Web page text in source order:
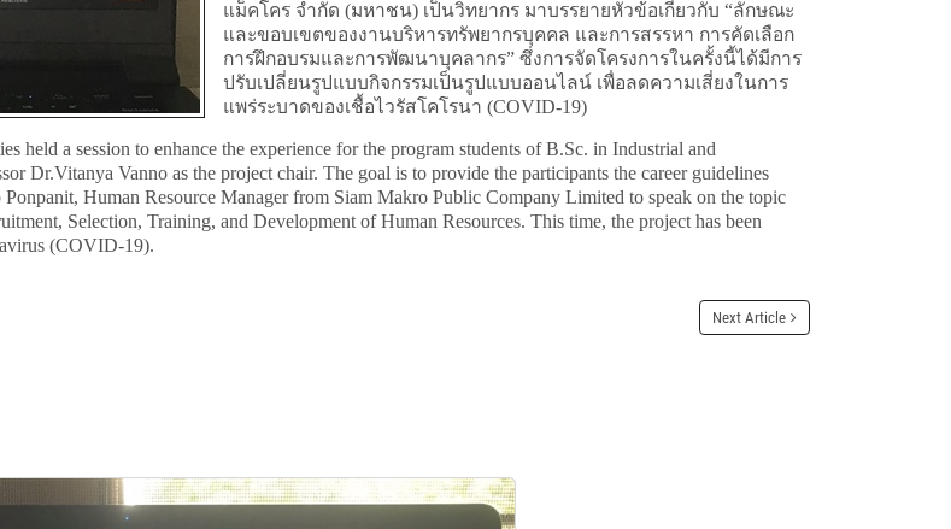
แม็คโคร จำกัด (มหาชน) เป็นวิทยากร มาบรรยายหัวข้อเกี่ยวกับ “ลักษณะ
และขอบเขตของงานบริหารทรัพยากรบุคคล และการสรรหา การคัดเลือก
การฝึกอบรมและการพัฒนาบุคลากร” ซึ่งการจัดโครงการในครั้งนี้ได้มีการ
ปรับเปลี่ยนรูปแบบกิจกรรมเป็นรูปแบบออนไลน์ เพื่อลดความเสี่ยงในการ
แพร่ระบาดของเชื้อไวรัสโคโรนา (COVID-19)
held a session to enhance the experience for the program students of B.Sc. in Industrial and
Dr.Vitanya Vanno as the project chair. The goal is to provide the participants the career guidelines
Human Resource Manager from Siam Makro Public Company Limited to speak on the topic
Selection, Training, and Development of Human Resources. This time, the project has been
(COVID-19).
Next Article